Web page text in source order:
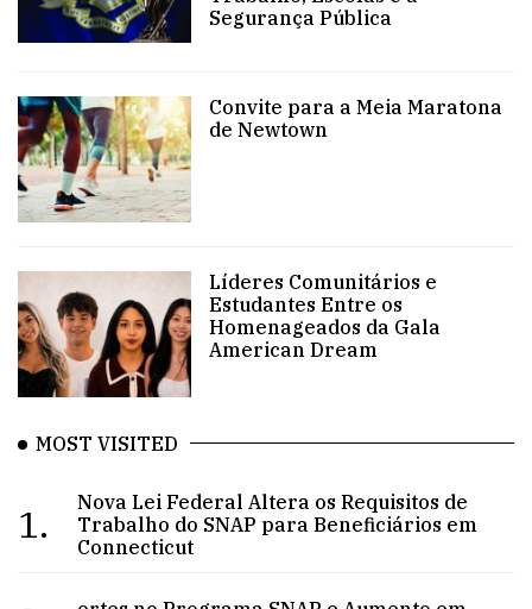
Segurança Pública
Convite para a Meia Maratona
de Newtown
Líderes Comunitários e
Estudantes Entre os
Homenageados da Gala
American Dream
MOST VISITED
1.
Nova Lei Federal Altera os Requisitos de
Trabalho do SNAP para Beneficiários em
Connecticut